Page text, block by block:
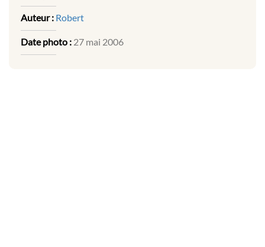
Auteur : Robert
Date photo : 27 mai 2006